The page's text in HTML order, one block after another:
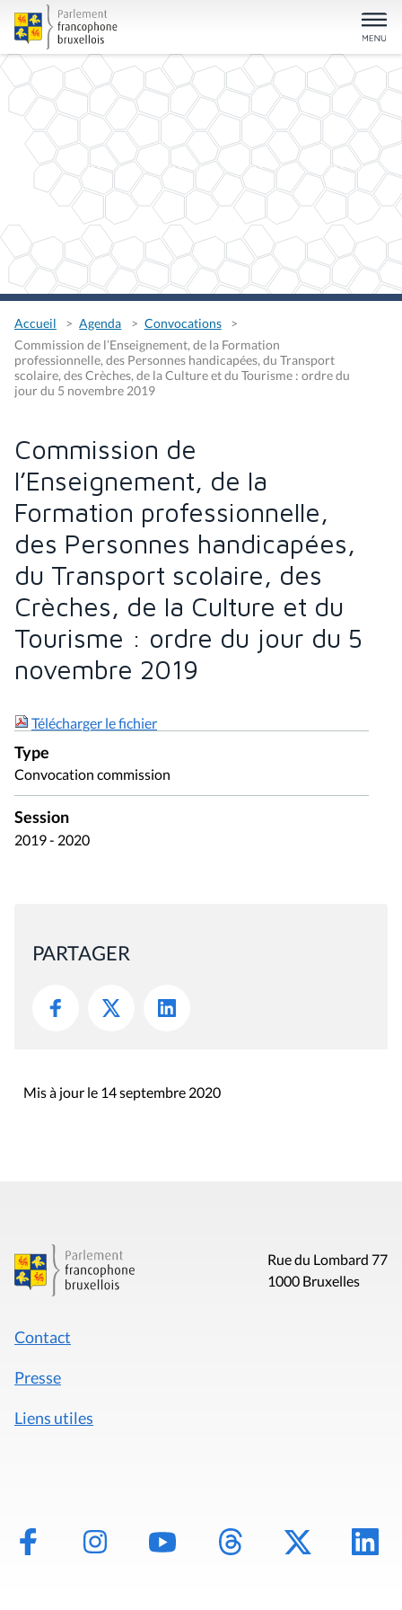
Accueil Agenda
Convocations
Commission de l’Enseignement, de la Formation
professionnelle, des Personnes handicapées, du Transport
scolaire, des Crèches, de la Culture et du Tourisme : ordre du
jour du 5 novembre 2019
Commission de
l’Enseignement, de la
Formation professionnelle,
des Personnes handicapées,
du Transport scolaire, des
Crèches, de la Culture et du
Tourisme : ordre du jour du 5
novembre 2019
Télécharger le fichier
Type
Convocation commission
Session
2019 - 2020
PARTAGER
Mis à jour le 14 septembre 2020
Rue du Lombard 77
1000 Bruxelles
Contact
Presse
Liens utiles